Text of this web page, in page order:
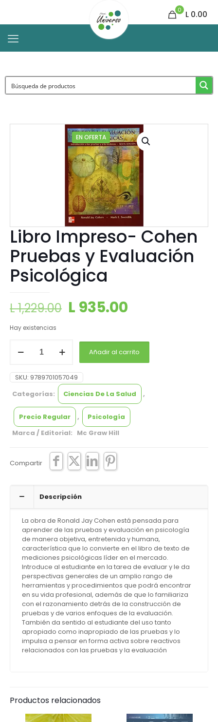
0 L 0.00
EN OFERTA
Libro Impreso- Cohen
Pruebas y Evaluación
Psicológica
L1,229.00 L 935.00
Hay existencias
Añadir al carrito
SKU: 9789701057049
Categorías:
Ciencias De La Salud ,
Precio Regular ,
Psicología
Marca / Editorial: Mc Graw Hill
Compartir
Descripción
La obra de Ronald Jay Cohen está pensada para
aprender de las pruebas y evaluación en psicología
de manera objetiva, entretenida y humana,
característica que lo convierte en el libro de texto de
mediciones psicológicas líder en el mercado.
Introduce al estudiante en la tarea de evaluar y le da
perspectivas generales de un amplio rango de
herramientas y procedimientos que podrá encontrar
en su vida profesional, además de que lo familiariza
con el razonamiento detrás de la construcción de
pruebas y de varios enfoques de la evaluación.
También da sentido al estudiante del uso tanto
apropiado como inapropiado de las pruebas y lo
impulsa a pensar en forma activa sobre reactivos
relacionados con las pruebas y la evaluación
Productos relacionados